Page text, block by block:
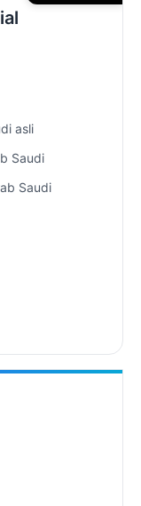
asli
Saudi
Saudi